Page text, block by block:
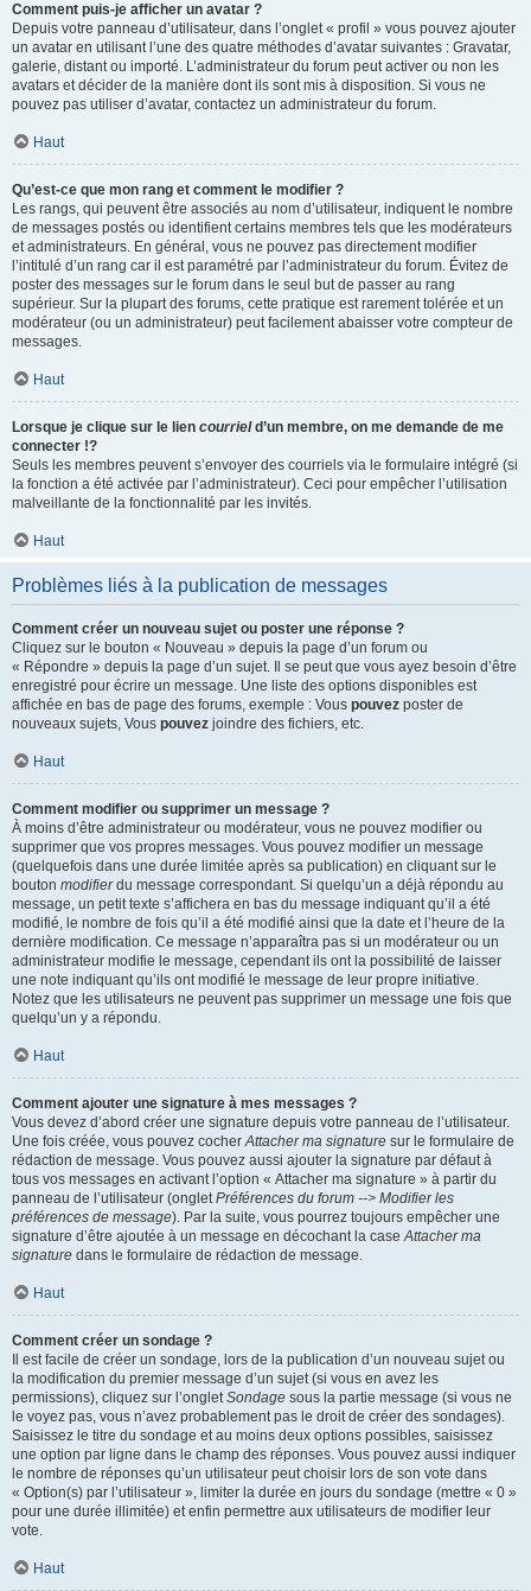
Comment puis-je afficher un avatar ?
Depuis votre panneau d’utilisateur, dans l’onglet « profil » vous pouvez ajouter
un avatar en utilisant l’une des quatre méthodes d’avatar suivantes : Gravatar,
galerie, distant ou importé. L’administrateur du forum peut activer ou non les
avatars et décider de la manière dont ils sont mis à disposition. Si vous ne
pouvez pas utiliser d’avatar, contactez un administrateur du forum.
Haut
Qu’est-ce que mon rang et comment le modifier ?
Les rangs, qui peuvent être associés au nom d’utilisateur, indiquent le nombre
de messages postés ou identifient certains membres tels que les modérateurs
et administrateurs. En général, vous ne pouvez pas directement modifier
l’intitulé d’un rang car il est paramétré par l’administrateur du forum. Évitez de
poster des messages sur le forum dans le seul but de passer au rang
supérieur. Sur la plupart des forums, cette pratique est rarement tolérée et un
modérateur (ou un administrateur) peut facilement abaisser votre compteur de
messages.
Haut
Lorsque je clique sur le lien courrield’un membre, on me demande de me
connecter !?
Seuls les membres peuvent s’envoyer des courriels via le formulaire intégré (si
la fonction a été activée par l’administrateur). Ceci pour empêcher l’utilisation
malveillante de la fonctionnalité par les invités.
Haut
Problèmes liés à la publication de messages
Comment créer un nouveau sujet ou poster une réponse ?
Cliquez sur le bouton « Nouveau » depuis la page d’un forum ou
« Répondre » depuis la page d’un sujet. Il se peut que vous ayez besoin d’être
enregistré pour écrire un message. Une liste des options disponibles est
affichée en bas de page des forums, exemple : Vous pouvez poster de
nouveaux sujets, Vous pouvez joindre des fichiers, etc.
Haut
Comment modifier ou supprimer un message ?
À moins d’être administrateur ou modérateur, vous ne pouvez modifier ou
supprimer que vos propres messages. Vous pouvez modifier un message
(quelquefois dans une durée limitée après sa publication) en cliquant sur le
bouton modifierdu message correspondant. Si quelqu’un a déjà répondu au
message, un petit texte s’affichera en bas du message indiquant qu’il a été
modifié, le nombre de fois qu’il a été modifié ainsi que la date et l’heure de la
dernière modification. Ce message n’apparaîtra pas si un modérateur ou un
administrateur modifie le message, cependant ils ont la possibilité de laisser
une note indiquant qu’ils ont modifié le message de leur propre initiative.
Notez que les utilisateurs ne peuvent pas supprimer un message une fois que
quelqu’un y a répondu.
Haut
Comment ajouter une signature à mes messages ?
Vous devez d’abord créer une signature depuis votre panneau de l’utilisateur.
Une fois créée, vous pouvez cocherAttacher ma signature sur le formulaire de
rédaction de message. Vous pouvez aussi ajouter la signature par défaut à
tous vos messages en activant l’option « Attacher ma signature » à partir du
panneau de l’utilisateur (ongletPréférences du forum --> Modifier les
préférences de message). Par la suite, vous pourrez toujours empêcher une
signature d’être ajoutée à un message en décochant la caseAttacher ma
signature dans le formulaire de rédaction de message.
Haut
Comment créer un sondage ?
Il est facile de créer un sondage, lors de la publication d’un nouveau sujet ou
la modification du premier message d’un sujet (si vous en avez les
permissions), cliquez sur l’ongletSondage sous la partie message (si vous ne
le voyez pas, vous n’avez probablement pas le droit de créer des sondages).
Saisissez le titre du sondage et au moins deux options possibles, saisissez
une option par ligne dans le champ des réponses. Vous pouvez aussi indiquer
le nombre de réponses qu’un utilisateur peut choisir lors de son vote dans
« Option(s) par l’utilisateur », limiter la durée en jours du sondage (mettre « 0 »
pour une durée illimitée) et enfin permettre aux utilisateurs de modifier leur
vote.
Haut